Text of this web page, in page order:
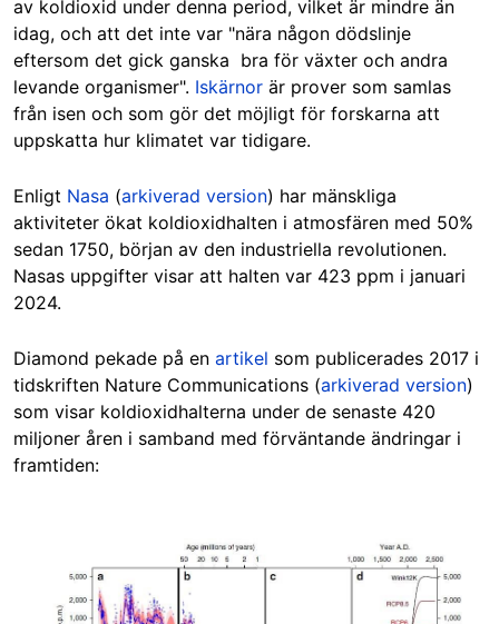
av koldioxid under denna period, vilket är mindre än
idag, och att det inte var "nära någon dödslinje
eftersom det gick ganska bra för växter och andra
levande organismer". Iskärnor är prover som samlas
från isen och som gör det möjligt för forskarna att
uppskatta hur klimatet var tidigare.
Enligt Nasa (arkiverad version) har mänskliga
aktiviteter ökat koldioxidhalten i atmosfären med 50%
sedan 1750, början av den industriella revolutionen.
Nasas uppgifter visar att halten var 423 ppm i januari
2024.
Diamond pekade på en artikel som publicerades 2017 i
tidskriften Nature Communications (arkiverad version)
som visar koldioxidhalterna under de senaste 420
miljoner åren i samband med förväntande ändringar i
framtiden: